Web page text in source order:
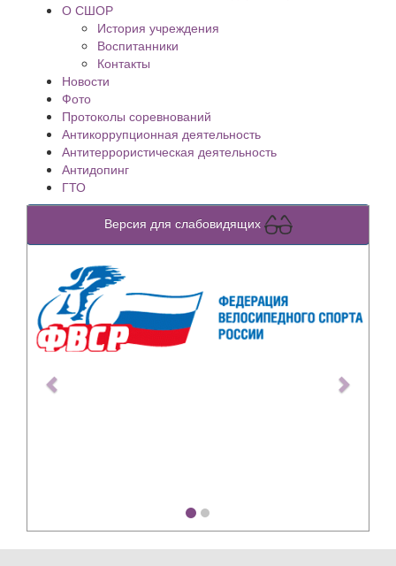
О СШОР
История учреждения
Воспитанники
Контакты
Новости
Фото
Протоколы соревнований
Антикоррупционная деятельность
Антитеррористическая деятельность
Антидопинг
ГТО
Версия для слабовидящих
Previous